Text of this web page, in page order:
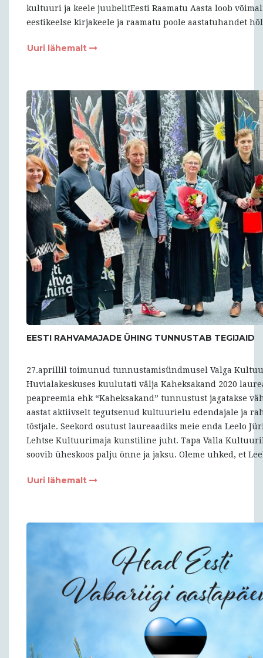
kultuuri ja keele juubelitEesti Raamatu Aasta loob
eestikeelse kirjakeele ja raamatu poole aastatuhandet
Uuri lähemalt
EESTI RAHVAMAJADE ÜHING TUNNUSTAB TEGIJAID
27.aprillil toimunud tunnustamisündmusel Valga
Huvialakeskuses kuulutati välja Kaheksakand 2020
peapreemia ehk “Kaheksakand” tunnustust jagatakse
aastat aktiivselt tegutsenud kultuurielu edendajale ja
tõstjale. Seekord osutust laureaadiks meie enda Leelo
Lehtse Kultuurimaja kunstiline juht. Tapa Valla
soovib üheskoos palju õnne ja jaksu. Oleme uhked, et
Uuri lähemalt